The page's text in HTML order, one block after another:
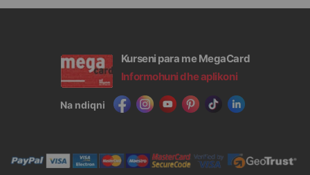
Kurseni para me MegaCard
Informohuni dhe aplikoni
Na ndiqni